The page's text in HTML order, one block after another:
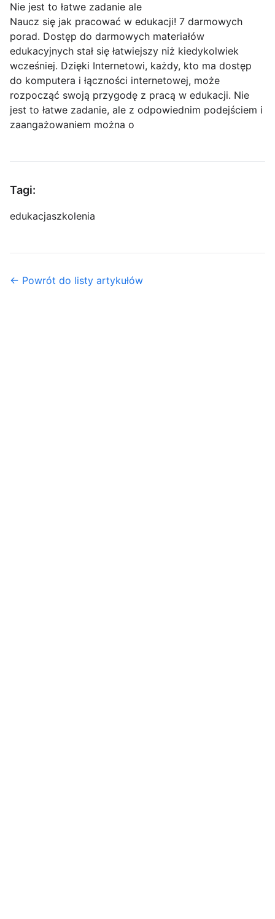
Nie jest to łatwe zadanie ale
Naucz się jak pracować w edukacji! 7 darmowych
porad. Dostęp do darmowych materiałów
edukacyjnych stał się łatwiejszy niż kiedykolwiek
wcześniej. Dzięki Internetowi, każdy, kto ma dostęp
do komputera i łączności internetowej, może
rozpocząć swoją przygodę z pracą w edukacji. Nie
jest to łatwe zadanie, ale z odpowiednim podejściem i
zaangażowaniem można o
Tagi:
edukacjaszkolenia
← Powrót do listy artykułów